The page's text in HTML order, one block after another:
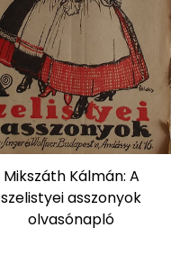
Mikszáth Kálmán: A
szelistyei asszonyok
olvasónapló